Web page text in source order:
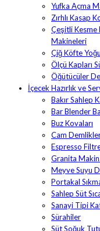
Yufka Açma
Zırhlı Kasap
Çeşitli Kesme
Makineleri
Çiğ Köfte
Ölçü Kapları
Öğütücüler
İçecek Hazırlık ve
Bakır Sahlep
Bar Blender
Buz Kovaları
Cam
Espresso
Granita
Meyve Suyu
Portakal
Sahlep Süt
Sanayi Tipi
Sürahiler
Süt Soğuk